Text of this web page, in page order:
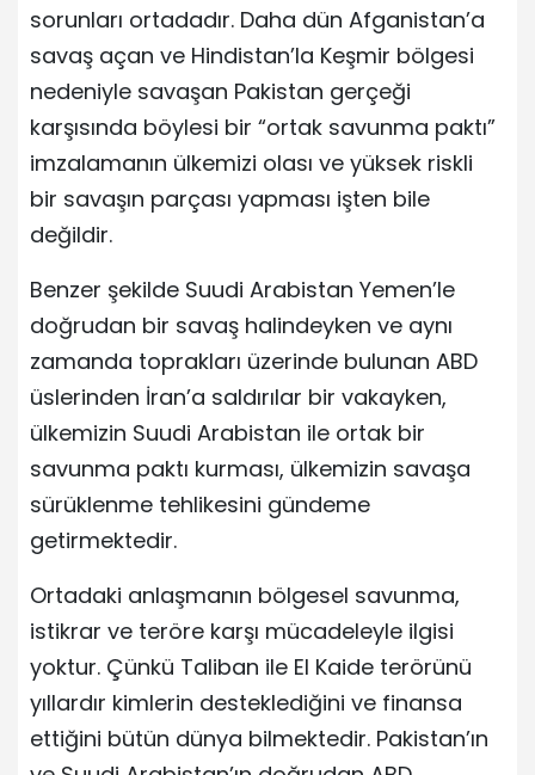
sorunları ortadadır. Daha dün Afganistan’a
savaş açan ve Hindistan’la Keşmir bölgesi
nedeniyle savaşan Pakistan gerçeği
karşısında böylesi bir “ortak savunma paktı”
imzalamanın ülkemizi olası ve yüksek riskli
bir savaşın parçası yapması işten bile
değildir.
Benzer şekilde Suudi Arabistan Yemen’le
doğrudan bir savaş halindeyken ve aynı
zamanda toprakları üzerinde bulunan ABD
üslerinden İran’a saldırılar bir vakayken,
ülkemizin Suudi Arabistan ile ortak bir
savunma paktı kurması, ülkemizin savaşa
sürüklenme tehlikesini gündeme
getirmektedir.
Ortadaki anlaşmanın bölgesel savunma,
istikrar ve teröre karşı mücadeleyle ilgisi
yoktur. Çünkü Taliban ile El Kaide terörünü
yıllardır kimlerin desteklediğini ve finansa
ettiğini bütün dünya bilmektedir. Pakistan’ın